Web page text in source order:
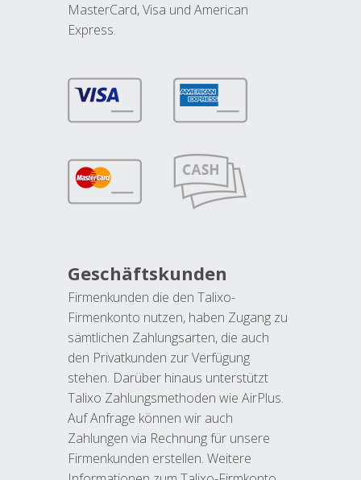
MasterCard, Visa und American
Express.
Geschäftskunden
Firmenkunden die den Talixo-
Firmenkonto nutzen, haben Zugang zu
sämtlichen Zahlungsarten, die auch
den Privatkunden zur Verfügung
stehen. Darüber hinaus unterstützt
Talixo Zahlungsmethoden wie AirPlus.
Auf Anfrage können wir auch
Zahlungen via Rechnung für unsere
Firmenkunden erstellen. Weitere